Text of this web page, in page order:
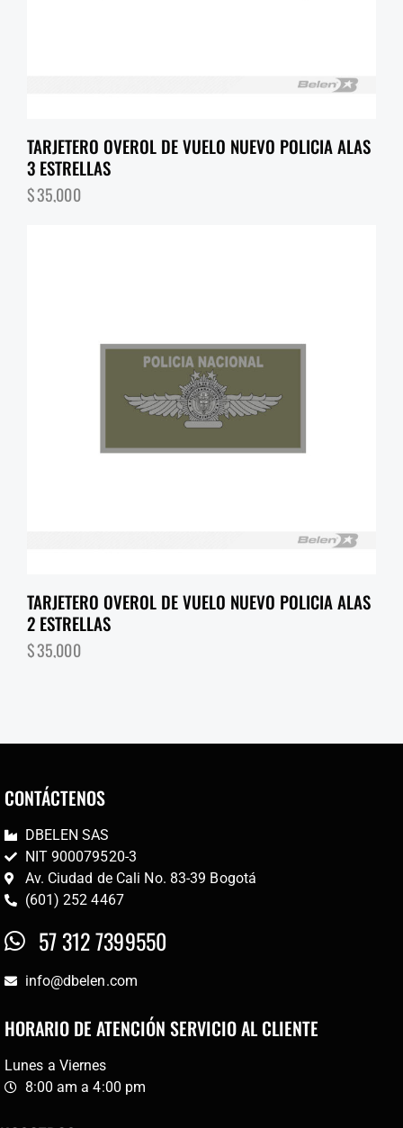
TARJETERO OVEROL DE VUELO NUEVO POLICIA ALAS
3 ESTRELLAS
$35,000
TARJETERO OVEROL DE VUELO NUEVO POLICIA ALAS
2 ESTRELLAS
$35,000
CONTÁCTENOS
DBELEN SAS
NIT 900079520-3
Av. Ciudad de Cali No. 83-39 Bogotá
(601) 252 4467
57 312 7399550
info@dbelen.com
HORARIO DE ATENCIÓN SERVICIO AL CLIENTE
Lunes a Viernes
8:00 am a 4:00 pm